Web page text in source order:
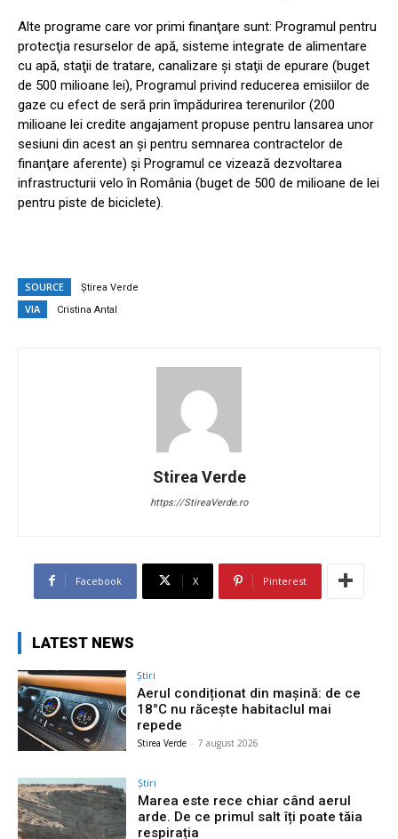
Alte programe care vor primi finanţare sunt: Programul pentru
protecţia resurselor de apă, sisteme integrate de alimentare
cu apă, staţii de tratare, canalizare şi staţii de epurare (buget
de 500 milioane lei), Programul privind reducerea emisiilor de
gaze cu efect de seră prin împădurirea terenurilor (200
milioane lei credite angajament propuse pentru lansarea unor
sesiuni din acest an şi pentru semnarea contractelor de
finanţare aferente) şi Programul ce vizează dezvoltarea
infrastructurii velo în România (buget de 500 de milioane de lei
pentru piste de biciclete).
SOURCE Știrea Verde
VIA Cristina Antal
Stirea Verde
https://StireaVerde.ro
Facebook X Pinterest
LATEST NEWS
Știri
Aerul condiționat din mașină: de ce
18°C nu răcește habitaclul mai
repede
Stirea Verde - 7 august 2026
Știri
Marea este rece chiar când aerul
arde. De ce primul salt îți poate tăia
respirația